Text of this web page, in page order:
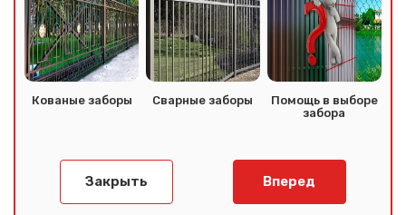
Кованые заборы Сварные заборы
Помощь в выборе
забора
Закрыть Вперед